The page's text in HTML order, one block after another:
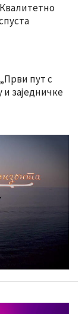
пут с
заједничке